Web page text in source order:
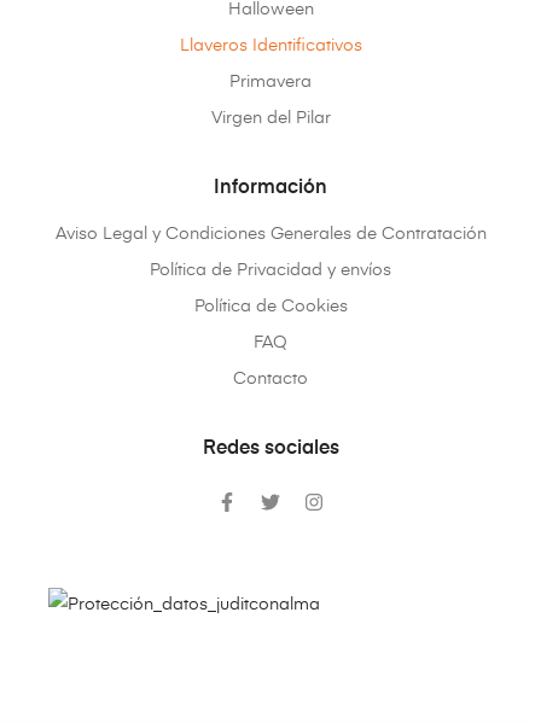
Halloween
Llaveros Identificativos
Primavera
Virgen del Pilar
Información
Aviso Legal y Condiciones Generales de Contratación
Política de Privacidad y envíos
Política de Cookies
FAQ
Contacto
Redes sociales